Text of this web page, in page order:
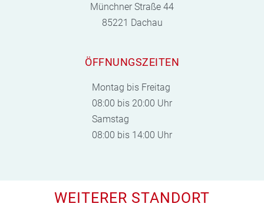
Münchner Straße 44
85221 Dachau
ÖFFNUNGSZEITEN
Montag bis Freitag
08:00 bis 20:00 Uhr
Samstag
08:00 bis 14:00 Uhr
WEITERER STANDORT